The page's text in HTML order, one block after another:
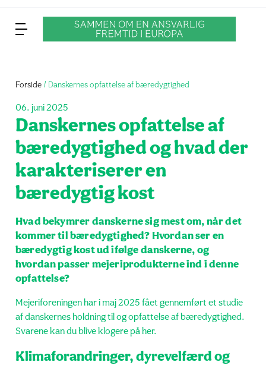
Forside Danskernes opfattelse af bæredygtighed
06. juni 2025
Danskernes opfattelse af
bæredygtighed og hvad der
karakteriserer en
bæredygtig kost
Hvad bekymrer danskerne sig mest om, når det
kommer til bæredygtighed? Hvordan ser en
bæredygtig kost ud ifølge danskerne, og
hvordan passer mejeriprodukterne ind i denne
opfattelse?
Mejeriforeningen har i maj 2025 fået gennemført et studie
af danskernes holdning til og opfattelse af bæredygtighed.
Svarene kan du blive klogere på her.
Klimaforandringer, dyrevelfærd og